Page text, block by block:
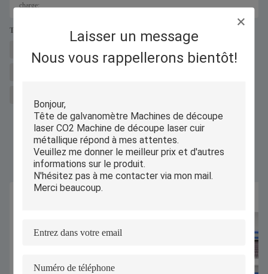
Laisser un message
Nous vous rappellerons bientôt!
charge:
Tags:
Produits Semblables